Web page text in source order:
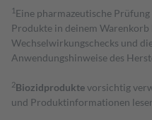
1 Eine pharmazeutische
Produkte in deinem
Wechselwirkungschecks und
Anwendungshinweise des
2Biozidproduktevorsichtig
und Produktinformationen